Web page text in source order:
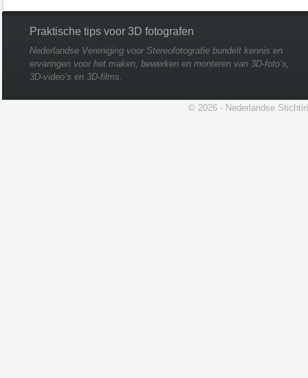
Praktische tips voor 3D fotografen
Nederlandse Vereniging voor Stereofotografie bundelt kennis en
ervaringen voor het maken, bewerken en monteren van 3D-foto’s,
3D-video’s en 3D-films.
© 2026 - Nederlandse